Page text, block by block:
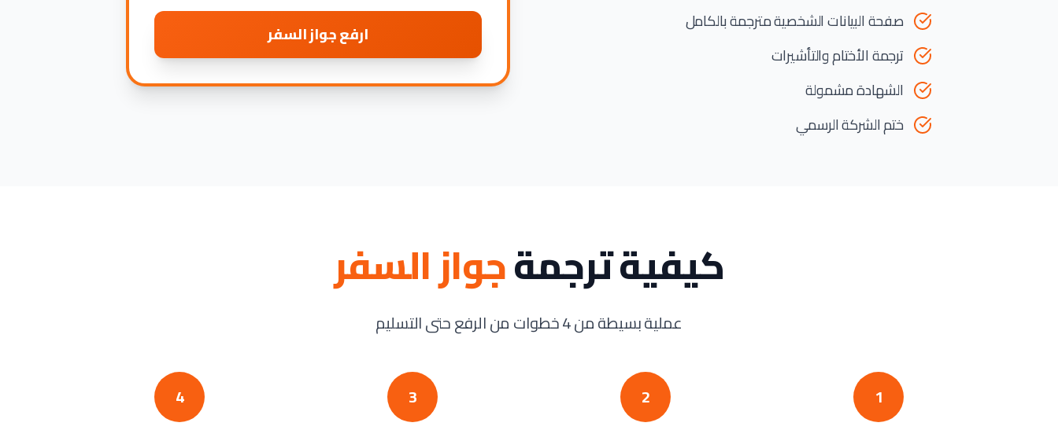
صفحة البيانات الشخصية مترجمة بالكامل
ترجمة الأختام والتأشيرات
الشهادة مشمولة
ختم الشركة الرسمي
ارفع جواز السفر
كيفية ترجمةجواز السفر
عملية بسيطة من 4 خطوات من الرفع حتى التسليم
1
2
3
4